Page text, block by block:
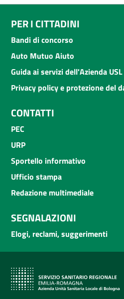
PER I CITTADINI
Bandi di concorso
Auto Mutuo Aiuto
Guida ai servizi dell'Azienda
Privacy policy e protezione del
CONTATTI
PEC
URP
Sportello informativo
Ufficio stampa
Redazione multimediale
SEGNALAZIONI
Elogi, reclami, suggerimenti